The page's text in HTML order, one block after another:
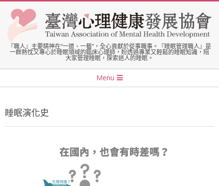
content
臺
灣
心
理
『職人』主要精神在“一道、一藝”，全心貢獻於從事職事。『睡眠管理職人』是
一群熱忱又專心於睡眠領域的臨床心理師，盼透過專業又輕鬆的睡眠知識，陪
大家管理睡眠，探索迷人的睡眠。
Menu
睡眠演化史